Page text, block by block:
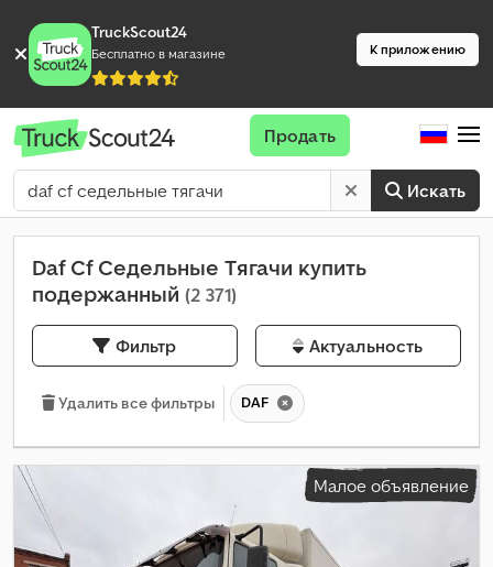
TruckScout24
Бесплатно в магазине К приложению
Искать
Продать
Daf Cf Седельные Тягачи купить
подержанный (2 371)
Фильтр Актуальность
Удалить все фильтры DAF
Малое объявление